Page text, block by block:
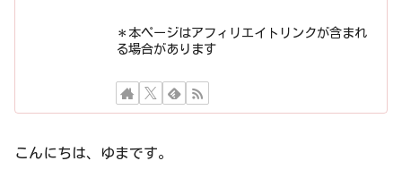
＊本ページはアフィリエイトリンクが含まれ
る場合があります
こんにちは、ゆまです。